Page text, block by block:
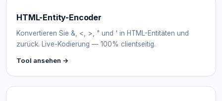
HTML-Entity-Encoder
Konvertieren Sie &, <, >, " und ' in HTML-Entitäten und
zurück. Live-Kodierung — 100% clientseitig.
Tool ansehen →